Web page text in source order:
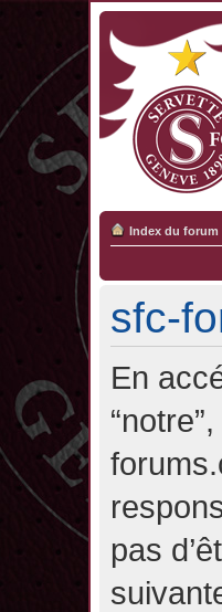
Index du forum
sfc-
En
pas